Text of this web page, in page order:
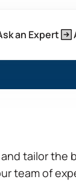
à prise rapide,
courts avec
an Expert
tailor the
team of